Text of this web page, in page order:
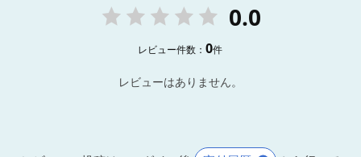
0.0
レビュー件数：0件
レビューはありません。